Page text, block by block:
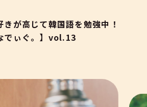
が高じて韓国語を勉強中！
でぃぐ。】vol.13